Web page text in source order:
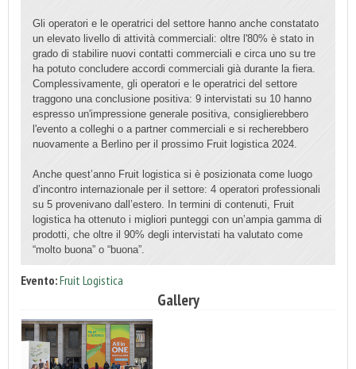
Gli operatori e le operatrici del settore hanno anche constatato
un elevato livello di attività commerciali: oltre l'80% è stato in
grado di stabilire nuovi contatti commerciali e circa uno su tre
ha potuto concludere accordi commerciali già durante la fiera.
Complessivamente, gli operatori e le operatrici del settore
traggono una conclusione positiva: 9 intervistati su 10 hanno
espresso un'impressione generale positiva, consiglierebbero
l'evento a colleghi o a partner commerciali e si recherebbero
nuovamente a Berlino per il prossimo Fruit logistica 2024.
Anche quest’anno Fruit logistica si è posizionata come luogo
d’incontro internazionale per il settore: 4 operatori professionali
su 5 provenivano dall’estero. In termini di contenuti, Fruit
logistica ha ottenuto i migliori punteggi con un’ampia gamma di
prodotti, che oltre il 90% degli intervistati ha valutato come
“molto buona” o “buona”.
Evento:Fruit Logistica
Gallery